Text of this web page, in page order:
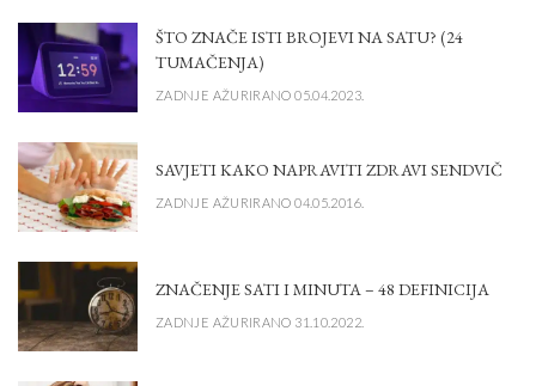
ŠTO ZNAČE ISTI BROJEVI NA SATU? (24
TUMAČENJA)
ZADNJE AŽURIRANO 05.04.2023.
SAVJETI KAKO NAPRAVITI ZDRAVI SENDVIČ
ZADNJE AŽURIRANO 04.05.2016.
ZNAČENJE SATI I MINUTA – 48 DEFINICIJA
ZADNJE AŽURIRANO 31.10.2022.